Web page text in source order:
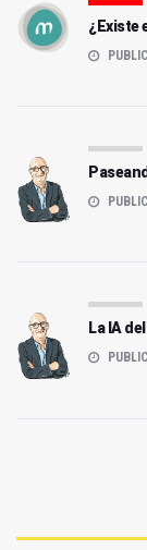
¿Existe
La IA